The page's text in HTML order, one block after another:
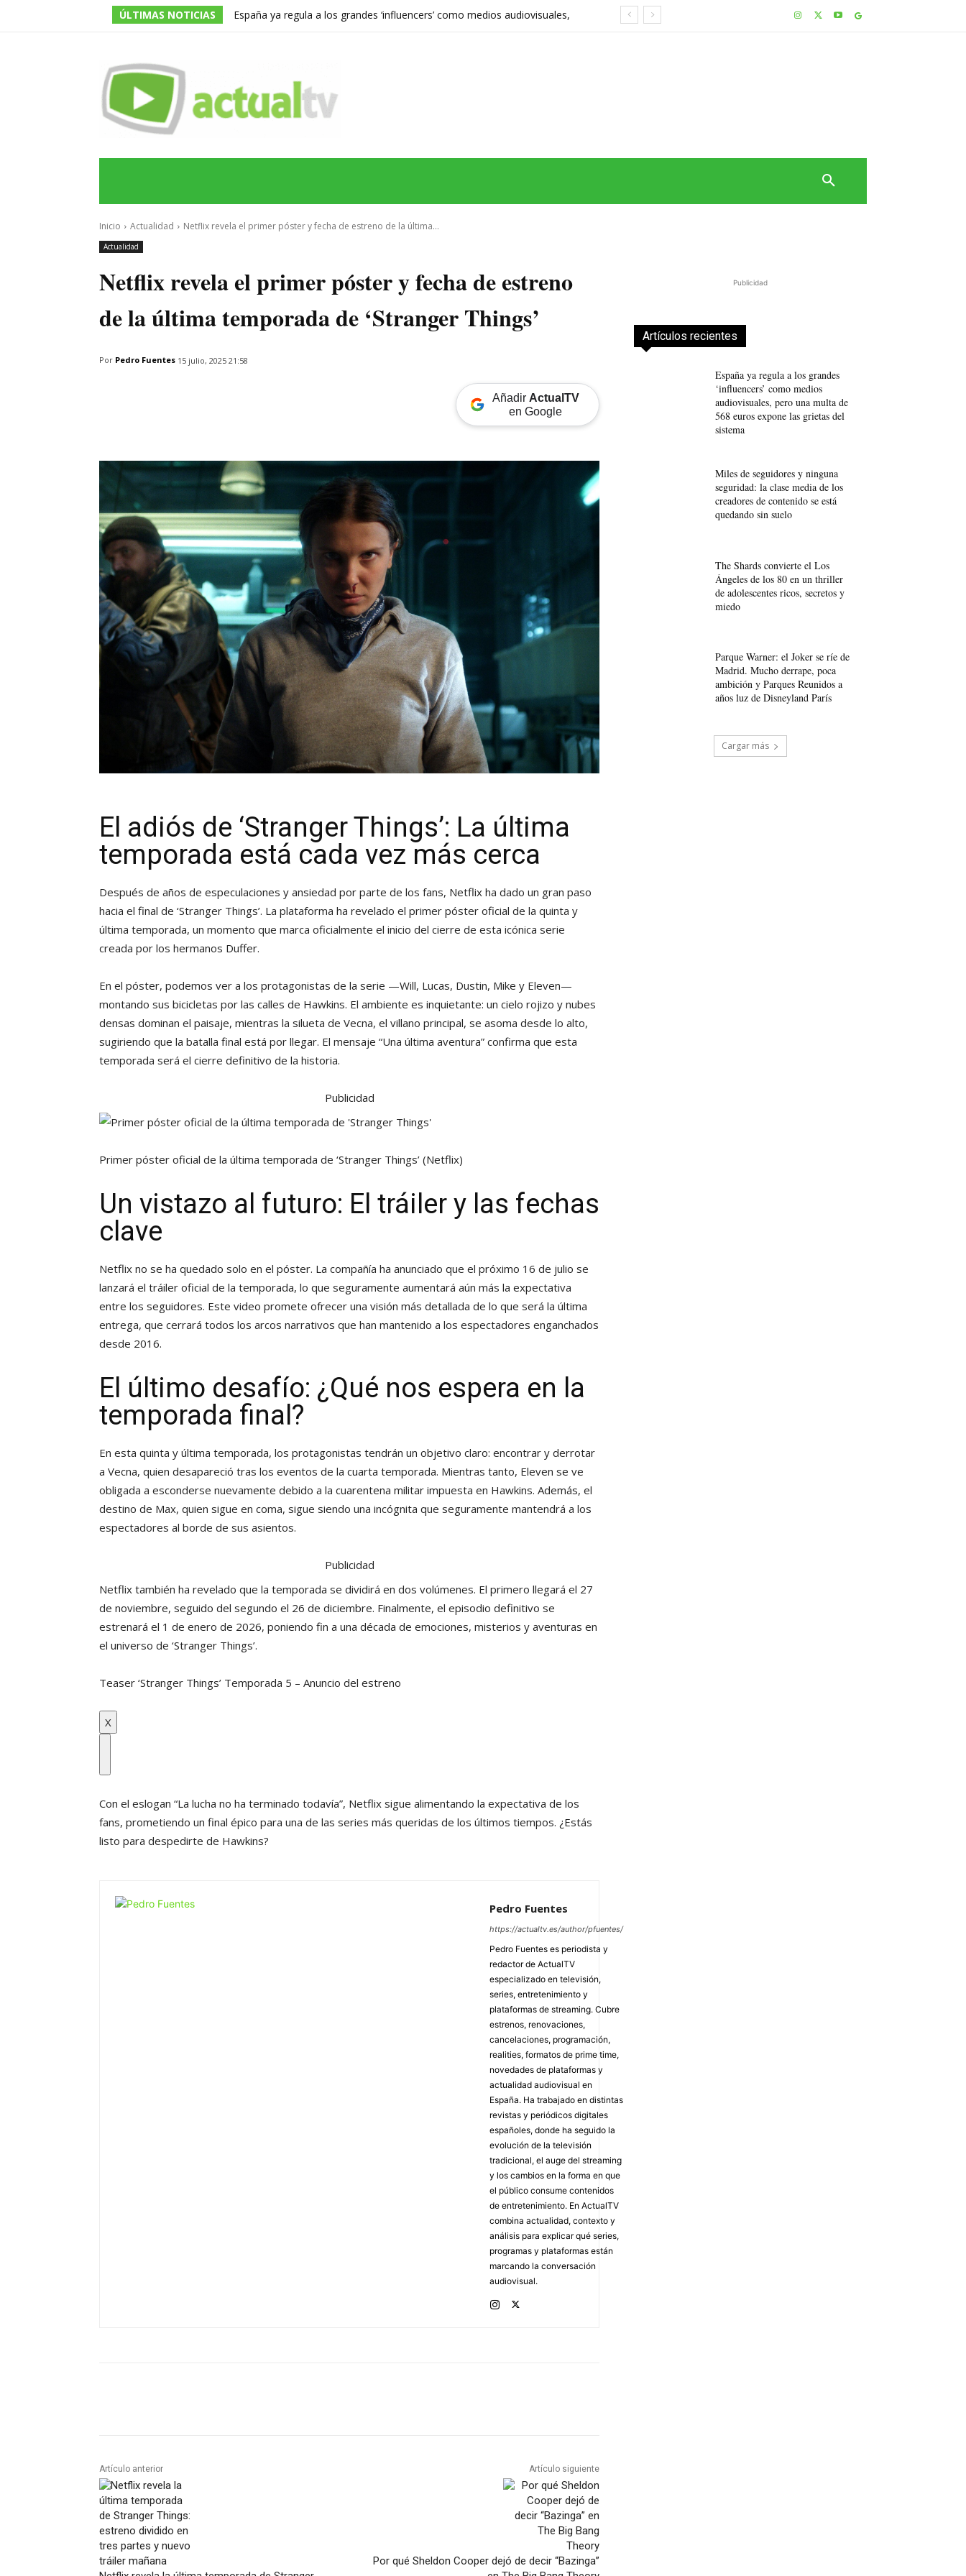
ÚLTIMAS NOTICIAS
España ya regula a los grandes ‘influencers’ como medios audiovisuales,
Inicio Actualidad Netflix revela el primer póster y fecha de estreno de la última...
Actualidad
Netflix revela el primer póster y fecha de estreno
de la última temporada de ‘Stranger Things’
Por Pedro Fuentes 15 julio, 2025 21:58
Añadir ActualTV
en Google
El adiós de ‘Stranger Things’: La última
temporada está cada vez más cerca
Después de años de especulaciones y ansiedad por parte de los fans, Netflix ha dado un gran paso
hacia el final de ‘Stranger Things’. La plataforma ha revelado el primer póster oficial de la quinta y
última temporada, un momento que marca oficialmente el inicio del cierre de esta icónica serie
creada por los hermanos Duffer.
En el póster, podemos ver a los protagonistas de la serie —Will, Lucas, Dustin, Mike y Eleven—
montando sus bicicletas por las calles de Hawkins. El ambiente es inquietante: un cielo rojizo y nubes
densas dominan el paisaje, mientras la silueta de Vecna, el villano principal, se asoma desde lo alto,
sugiriendo que la batalla final está por llegar. El mensaje “Una última aventura” confirma que esta
temporada será el cierre definitivo de la historia.
Publicidad
Primer póster oficial de la última temporada de ‘Stranger Things’ (Netflix)
Un vistazo al futuro: El tráiler y las fechas
clave
Netflix no se ha quedado solo en el póster. La compañía ha anunciado que el próximo 16 de julio se
lanzará el tráiler oficial de la temporada, lo que seguramente aumentará aún más la expectativa
entre los seguidores. Este video promete ofrecer una visión más detallada de lo que será la última
entrega, que cerrará todos los arcos narrativos que han mantenido a los espectadores enganchados
desde 2016.
El último desafío: ¿Qué nos espera en la
temporada final?
En esta quinta y última temporada, los protagonistas tendrán un objetivo claro: encontrar y derrotar
a Vecna, quien desapareció tras los eventos de la cuarta temporada. Mientras tanto, Eleven se ve
obligada a esconderse nuevamente debido a la cuarentena militar impuesta en Hawkins. Además, el
destino de Max, quien sigue en coma, sigue siendo una incógnita que seguramente mantendrá a los
espectadores al borde de sus asientos.
Publicidad
Netflix también ha revelado que la temporada se dividirá en dos volúmenes. El primero llegará el 27
de noviembre, seguido del segundo el 26 de diciembre. Finalmente, el episodio definitivo se
estrenará el 1 de enero de 2026, poniendo fin a una década de emociones, misterios y aventuras en
el universo de ‘Stranger Things’.
Teaser ‘Stranger Things’ Temporada 5 – Anuncio del estreno
X
Con el eslogan “La lucha no ha terminado todavía”, Netflix sigue alimentando la expectativa de los
fans, prometiendo un final épico para una de las series más queridas de los últimos tiempos. ¿Estás
listo para despedirte de Hawkins?
Pedro Fuentes
https://actualtv.es/author/pfuentes/
Pedro Fuentes es periodista y
redactor de ActualTV
especializado en televisión,
series, entretenimiento y
plataformas de streaming. Cubre
estrenos, renovaciones,
cancelaciones, programación,
realities, formatos de prime time,
novedades de plataformas y
actualidad audiovisual en
España. Ha trabajado en distintas
revistas y periódicos digitales
españoles, donde ha seguido la
evolución de la televisión
tradicional, el auge del streaming
y los cambios en la forma en que
el público consume contenidos
de entretenimiento. En ActualTV
combina actualidad, contexto y
análisis para explicar qué series,
programas y plataformas están
marcando la conversación
audiovisual.
Artículo anterior Artículo siguiente
Por qué Sheldon Cooper dejó de decir “Bazinga”
Publicidad
Artículos recientes
España ya regula a los grandes
‘influencers’ como medios
audiovisuales, pero una multa de
568 euros expone las grietas del
sistema
Miles de seguidores y ninguna
seguridad: la clase media de los
creadores de contenido se está
quedando sin suelo
The Shards convierte el Los
Ángeles de los 80 en un thriller
de adolescentes ricos, secretos y
miedo
Parque Warner: el Joker se ríe de
Madrid. Mucho derrape, poca
ambición y Parques Reunidos a
años luz de Disneyland París
Cargar más